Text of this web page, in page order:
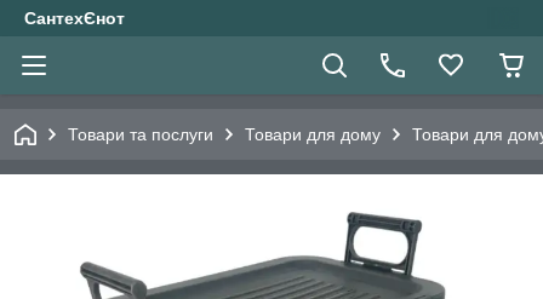
СантехЄнот
Товари та послуги Товари для дому Товари для